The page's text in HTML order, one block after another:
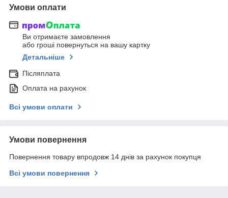
Умови оплати
Ви отримаєте замовлення
або гроші повернуться на вашу картку
Детальніше
Післяплата
Оплата на рахунок
Всі умови оплати
Умови повернення
Повернення товару впродовж 14 днів за рахунок покупця
Всі умови повернення